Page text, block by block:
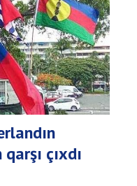
çıxdı